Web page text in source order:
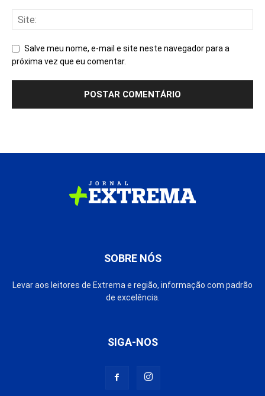
Salve meu nome, e-mail e site neste navegador para a
próxima vez que eu comentar.
SOBRE NÓS
Levar aos leitores de Extrema e região, informação com padrão
de excelência.
SIGA-NOS